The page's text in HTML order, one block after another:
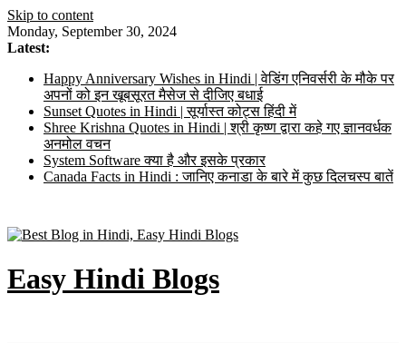
Skip to content
Monday, September 30, 2024
Latest:
Happy Anniversary Wishes in Hindi | वेडिंग एनिवर्सरी के मौके पर
अपनों को इन खूबसूरत मैसेज से दीजिए बधाई
Sunset Quotes in Hindi | सूर्यास्त कोट्स हिंदी में
Shree Krishna Quotes in Hindi | श्री कृष्ण द्वारा कहे गए ज्ञानवर्धक
अनमोल वचन
System Software क्या है और इसके प्रकार
Canada Facts in Hindi : जानिए कनाडा के बारे में कुछ दिलचस्प बातें
Easy Hindi Blogs